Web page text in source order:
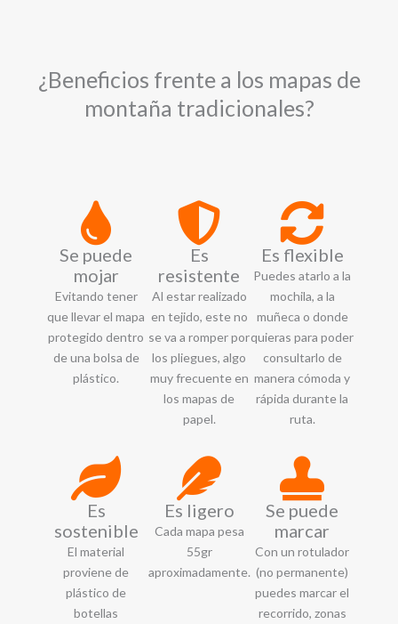
¿Beneficios frente a los mapas de
montaña tradicionales?
Se puede
mojar
Evitando tener
que llevar el mapa
protegido dentro
de una bolsa de
plástico.
Es
resistente
Al estar realizado
en tejido, este no
se va a romper por
los pliegues, algo
muy frecuente en
los mapas de
papel.
Es flexible
Puedes atarlo a la
mochila, a la
muñeca o donde
quieras para poder
consultarlo de
manera cómoda y
rápida durante la
ruta.
Es
sostenible
El material
proviene de
plástico de
botellas
Es ligero
Cada mapa pesa
55gr
aproximadamente.
Se puede
marcar
Con un rotulador
(no permanente)
puedes marcar el
recorrido, zonas